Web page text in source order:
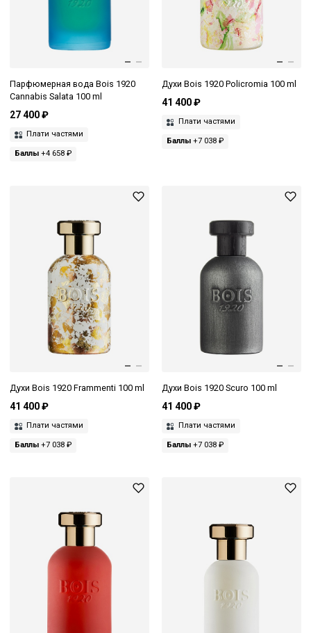
Парфюмерная вода Bois 1920
Cannabis Salata 100 ml
27 400 ₽
Плати частями
Баллы +4 658 ₽
Духи Bois 1920 Policromia 100 ml
41 400 ₽
Плати частями
Баллы+7 038 ₽
Духи Bois 1920 Frammenti 100 ml
41 400 ₽
Плати частями
Баллы +7 038 ₽
Духи Bois 1920 Scuro 100 ml
41 400 ₽
Плати частями
Баллы+7 038 ₽